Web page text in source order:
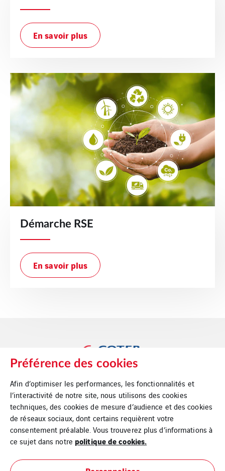
En savoir plus
Démarche RSE
En savoir plus
Accueil
Plan du site
Préférence des cookies
Afin d’optimiser les performances, les fonctionnalités et
l’interactivité de notre site, nous utilisons des cookies
techniques, des cookies de mesure d’audience et des cookies
de réseaux sociaux, dont certains requièrent votre
consentement préalable. Vous trouverez plus d’informations à
ce sujet dans notre politique de cookies.